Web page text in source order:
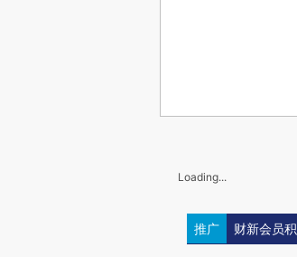
Loading...
推广 财新会员